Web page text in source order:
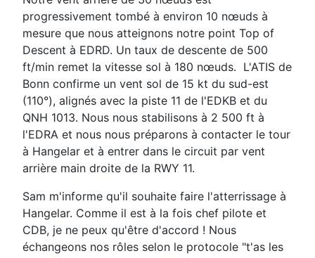
progressivement tombé à environ 10 nœuds à
mesure que nous atteignons notre point Top of
Descent à EDRD. Un taux de descente de 500
ft/min remet la vitesse sol à 180 nœuds. L'ATIS de
Bonn confirme un vent sol de 15 kt du sud-est
(110°), alignés avec la piste 11 de l'EDKB et du
QNH 1013. Nous nous stabilisons à 2 500 ft à
l'EDRA et nous nous préparons à contacter le tour
à Hangelar et à entrer dans le circuit par vent
arrière main droite de la RWY 11.
Sam m'informe qu'il souhaite faire l'atterrissage à
Hangelar. Comme il est à la fois chef pilote et
CDB, je ne peux qu'être d'accord ! Nous
échangeons nos rôles selon le protocole "t'as les